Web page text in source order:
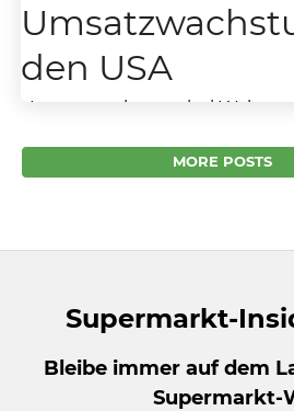
den USA
Umsatzwachstum bei Walmart
seinem starken
MORE POSTS
Supermarkt-
Bleibe immer auf dem
Supermarkt-